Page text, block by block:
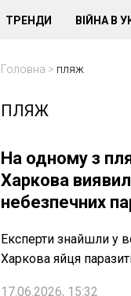
ТРЕНДИ ВІЙНА В
Головна > пляж
ПЛЯЖ
На одному з
Харкова
небезпечних
Експерти знайшли у
Харкова яйця
17.06.2026, 15:32